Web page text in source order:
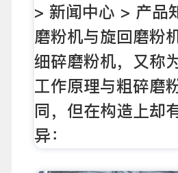
> 新闻中心 > 产品
磨粉机与旋回磨粉
细碎磨粉机，又称
工作原理与粗碎磨
同，但在构造上却
异：